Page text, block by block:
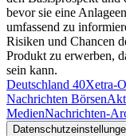
bevor sie eine
umfassend zu
Risiken und Chancen
Produkt zu erwerben,
sein kann.
Deutschland 40Xetra-
Nachrichten Börsen
MedienNachrichten-